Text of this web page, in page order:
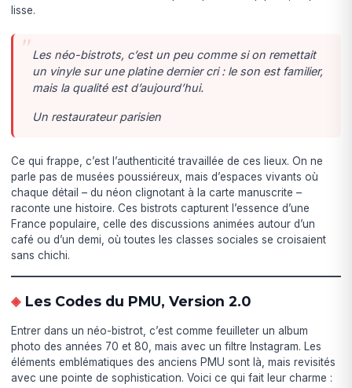
lisse.
Les néo-bistrots, c’est un peu comme si on remettait
un vinyle sur une platine dernier cri : le son est familier,
mais la qualité est d’aujourd’hui.
Un restaurateur parisien
Ce qui frappe, c’est l’authenticité travaillée de ces lieux. On ne
parle pas de musées poussiéreux, mais d’espaces vivants où
chaque détail – du néon clignotant à la carte manuscrite –
raconte une histoire. Ces bistrots capturent l’essence d’une
France populaire, celle des discussions animées autour d’un
café ou d’un demi, où toutes les classes sociales se croisaient
sans chichi.
Les Codes du PMU, Version 2.0
Entrer dans un néo-bistrot, c’est comme feuilleter un album
photo des années 70 et 80, mais avec un filtre Instagram. Les
éléments emblématiques des anciens PMU sont là, mais revisités
avec une pointe de sophistication. Voici ce qui fait leur charme :